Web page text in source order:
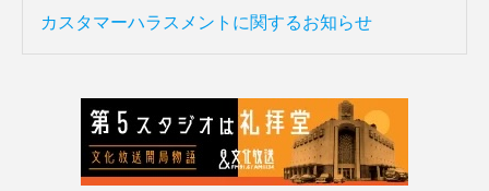
カスタマーハラスメントに関するお知らせ